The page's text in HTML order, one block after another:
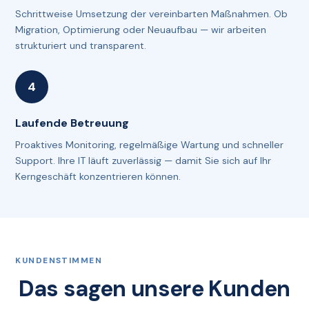
Schrittweise Umsetzung der vereinbarten Maßnahmen. Ob
Migration, Optimierung oder Neuaufbau — wir arbeiten
strukturiert und transparent.
Laufende Betreuung
Proaktives Monitoring, regelmäßige Wartung und schneller
Support. Ihre IT läuft zuverlässig — damit Sie sich auf Ihr
Kerngeschäft konzentrieren können.
KUNDENSTIMMEN
Das sagen unsere Kunden